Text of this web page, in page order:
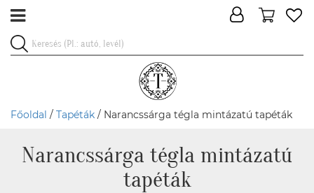
Főoldal / Tapéták / Narancssárga tégla mintázatú tapéták
Narancssárga tégla mintázatú
tapéták